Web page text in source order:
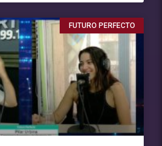
FUTURO PERFECTO